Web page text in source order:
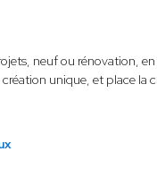
neuf ou rénovation,
unique, et place la